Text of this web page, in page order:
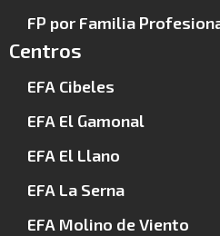
FP por Familia
Centros
EFA Cibeles
EFA El Gamonal
EFA El Llano
EFA La Serna
EFA Molino de Viento